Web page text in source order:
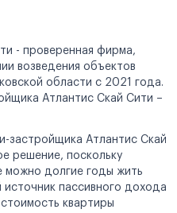
- проверенная фирма,
возведения объектов
области с 2021 года.
Атлантис Скай Сити –
застройщика Атлантис Скай
решение, поскольку
можно долгие годы жить
пассивного дохода
квартиры